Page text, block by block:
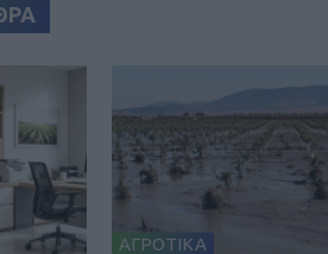
ΑΓΡΟΤΙΚΑ